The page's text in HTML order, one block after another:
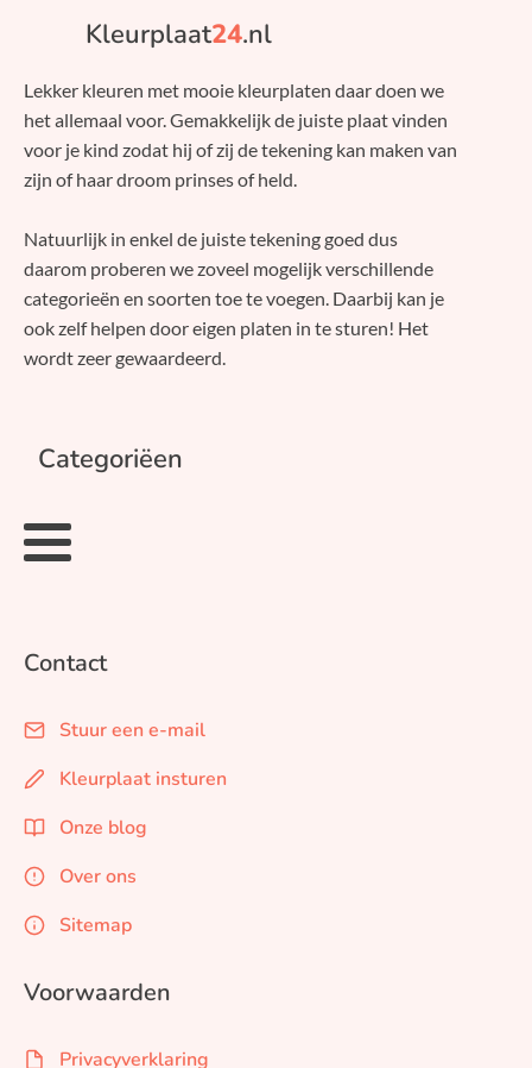
Kleurplaat24.nl
Lekker kleuren met mooie kleurplaten daar doen we
het allemaal voor. Gemakkelijk de juiste plaat vinden
voor je kind zodat hij of zij de tekening kan maken van
zijn of haar droom prinses of held.
Natuurlijk in enkel de juiste tekening goed dus
daarom proberen we zoveel mogelijk verschillende
categorieën en soorten toe te voegen. Daarbij kan je
ook zelf helpen door eigen platen in te sturen! Het
wordt zeer gewaardeerd.
Categoriëen
Contact
Stuur een e-mail
Kleurplaat insturen
Onze blog
Over ons
Sitemap
Voorwaarden
Privacyverklaring